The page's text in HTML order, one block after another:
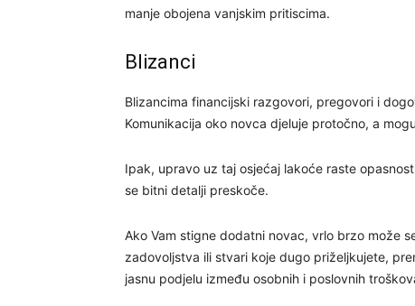
manje obojena vanjskim pritiscima.
Blizanci
Blizancima financijski razgovori, pregovori i
Komunikacija oko novca djeluje protočno, a
Ipak, upravo uz taj osjećaj lakoće raste
se bitni detalji preskoče.
Ako Vam stigne dodatni novac, vrlo brzo može
zadovoljstva ili stvari koje dugo priželjkujete,
jasnu podjelu između osobnih i poslovnih